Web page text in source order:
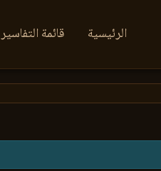
الرئيسية قائمة التفاسير